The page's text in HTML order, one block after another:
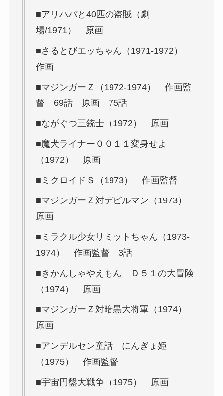
■アリハバと40匹の盗賊（劇
場/1971） 原画
■さるとびエッちゃん（1971-1972）
作画
■マジンガーＺ（1972-1974） 作画監
督 69話 原画 75話
■ながぐつ三銃士（1972） 原画
■魔犬ライナー００１１変身せよ
（1972） 原画
■ミクロイドＳ（1973） 作画監督
■マジンガーＺ対デビルマン（1973）
原画
■ミラクル少女リミットちゃん（1973-
1974） 作画監督 3話
■きかんしゃやえもん Ｄ５１の大冒険
（1974） 原画
■マジンガーＺ対暗黒大将軍（1974）
原画
■アンデルセン童話 にんぎょ姫
（1975） 作画監督
■宇宙円盤大戦争（1975） 原画